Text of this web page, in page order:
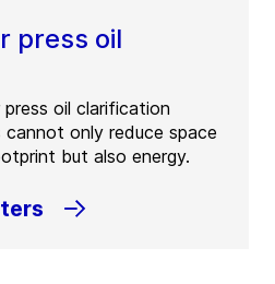
press oil
oil clarification
only reduce space
but also energy.